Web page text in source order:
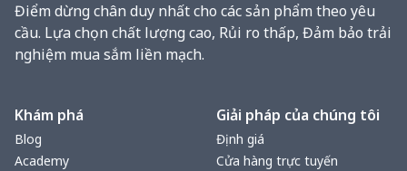
Điểm dừng chân duy nhất cho các sản phẩm theo yêu
cầu. Lựa chọn chất lượng cao, Rủi ro thấp, Đảm bảo trải
nghiệm mua sắm liền mạch.
Khám phá
Blog
Academy
Giải pháp của chúng tôi
Định giá
Cửa hàng trực tuyến